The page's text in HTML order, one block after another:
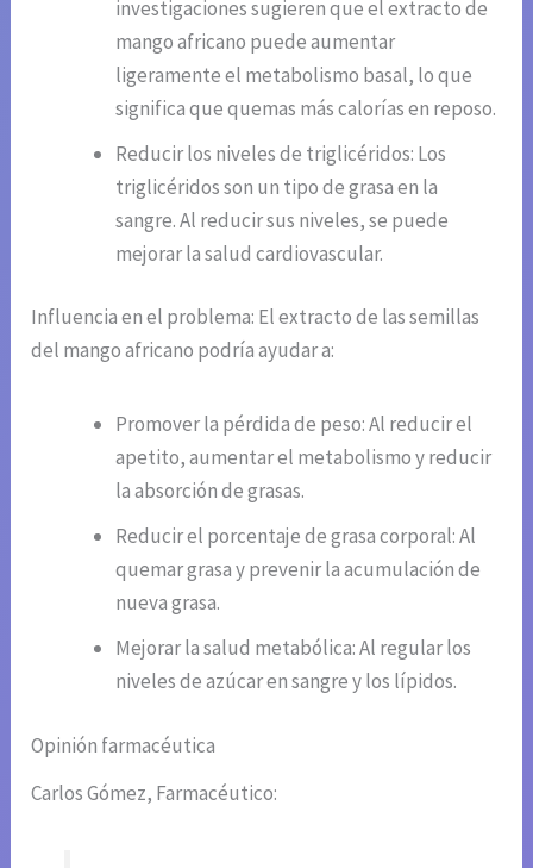
investigaciones sugieren que el extracto de
mango africano puede aumentar
ligeramente el metabolismo basal, lo que
significa que quemas más calorías en reposo.
Reducir los niveles de triglicéridos: Los
triglicéridos son un tipo de grasa en la
sangre. Al reducir sus niveles, se puede
mejorar la salud cardiovascular.
Influencia en el problema: El extracto de las semillas
del mango africano podría ayudar a:
Promover la pérdida de peso: Al reducir el
apetito, aumentar el metabolismo y reducir
la absorción de grasas.
Reducir el porcentaje de grasa corporal: Al
quemar grasa y prevenir la acumulación de
nueva grasa.
Mejorar la salud metabólica: Al regular los
niveles de azúcar en sangre y los lípidos.
Opinión farmacéutica
Carlos Gómez, Farmacéutico: